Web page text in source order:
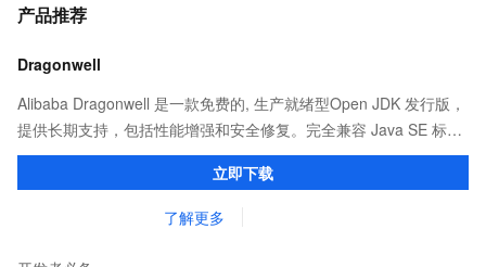
产品推荐
Dragonwell
Alibaba Dragonwell 是一款免费的, 生产就绪型Open JDK 发行版，
提供长期支持，包括性能增强和安全修复。完全兼容 Java SE 标
准，您可以在任何常用操作系统（包括 Linux、Windows 和
macOS）上开发 Java 应用程序。立即下载
了解更多